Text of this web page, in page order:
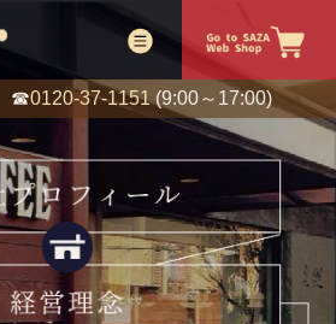
☎0120-37-1151(9:00～17:00)